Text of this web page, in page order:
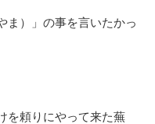
ま）」の事を言いたかっ
を頼りにやって来た蕪